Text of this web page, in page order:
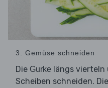
3. Gemüse schneiden
Die Gurke längs
Scheiben schneiden. Die